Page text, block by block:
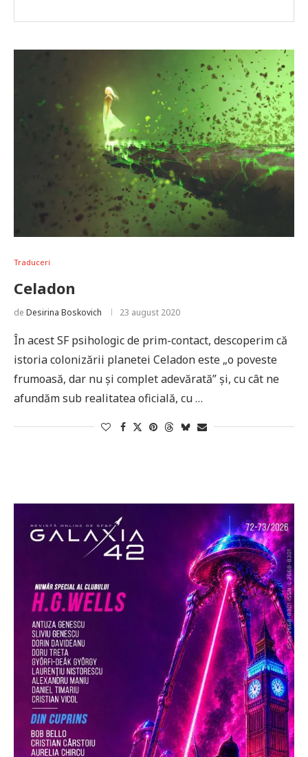
Traduceri
Celadon
de Desirina Boskovich 23 august 2020
În acest SF psihologic de prim-contact, descoperim că
istoria colonizării planetei Celadon este „o poveste
frumoasă, dar nu și complet adevărată” și, cu cât ne
afundăm sub realitatea oficială, cu …